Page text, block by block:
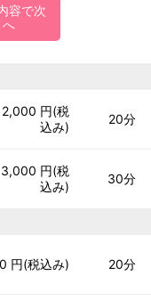
容で次
へ
2,000 円(税
込み)
20分
3,000 円(税
込み)
30分
0 円(税込み) 20分